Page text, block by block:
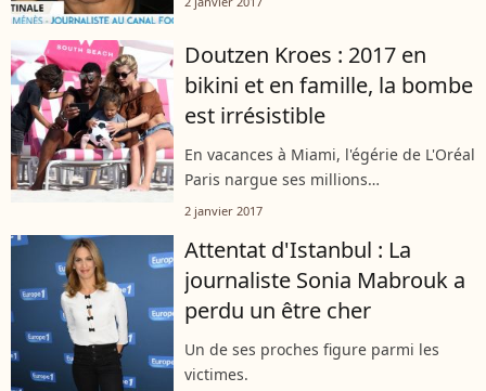
Doutzen Kroes : 2017 en
bikini et en famille, la bombe
est irrésistible
En vacances à Miami, l'égérie de L'Oréal
Paris nargue ses millions
d'admirateurs...
2 janvier 2017
Attentat d'Istanbul : La
journaliste Sonia Mabrouk a
perdu un être cher
Un de ses proches figure parmi les
victimes.